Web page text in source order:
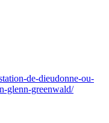
de-dieudonne-ou-
glenn-greenwald/